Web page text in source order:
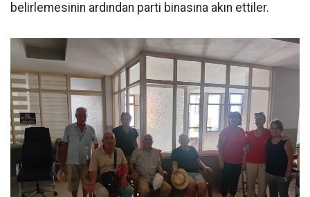
belirlemesinin ardından parti binasına akın ettiler.